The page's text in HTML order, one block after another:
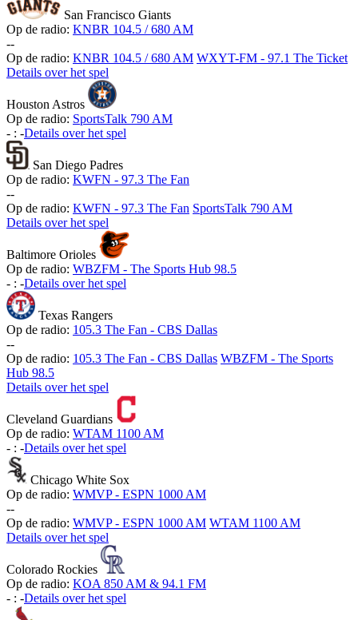
San Francisco Giants
Op de radio: KNBR 104.5 / 680 AM
--
Op de radio: KNBR 104.5 / 680 AM WXYT-FM - 97.1 The Ticket
Details over het spel
Houston Astros
Op de radio: SportsTalk 790 AM
- : -Details over het spel
San Diego Padres
Op de radio: KWFN - 97.3 The Fan
--
Op de radio: KWFN - 97.3 The Fan SportsTalk 790 AM
Details over het spel
Baltimore Orioles
Op de radio: WBZFM - The Sports Hub 98.5
- : -Details over het spel
Texas Rangers
Op de radio: 105.3 The Fan - CBS Dallas
--
Op de radio: 105.3 The Fan - CBS Dallas WBZFM - The Sports
Hub 98.5
Details over het spel
Cleveland Guardians
Op de radio: WTAM 1100 AM
- : -Details over het spel
Chicago White Sox
Op de radio: WMVP - ESPN 1000 AM
--
Op de radio: WMVP - ESPN 1000 AM WTAM 1100 AM
Details over het spel
Colorado Rockies
Op de radio: KOA 850 AM & 94.1 FM
- : -Details over het spel